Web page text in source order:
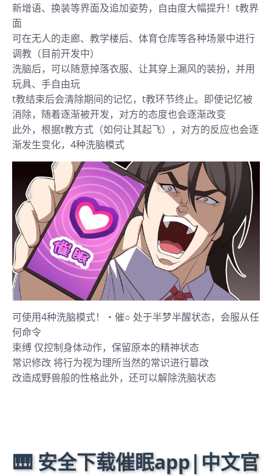
新增语、换装等界面及追加姿势，自由度大幅提升！t教界
面
可在无人的走廊、教学楼后、体育仓库等各种场景中进行
调教（目前开发中）
洗脑后，可以随意掉落衣服、让其穿上漏风的装扮，并用
玩具、手自由玩
t教结束后会清除期间的记忆，t教环节终止。即使记忆被
消除，随着逐渐被开发，对方的态度也会逐渐改变
此外，根据t教方式（如何让其起飞），对方的反应也会逐
渐发生变化，4种洗脑模式
可使用4种洗脑模式！・催○ 处于半梦半醒状态，会服从任
何命令
束缚 仅控制身体动作，保留原本的精神状态
常识修改 将行为视为理所当然的常识进行篡改
改造成野兽般的性格此外，还可以解除洗脑状态
🎹 安全下载催眠app|中文官